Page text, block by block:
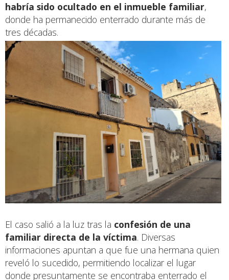
habría sido ocultado en el inmueble familiar,
donde ha permanecido enterrado durante más de
tres décadas.
El caso salió a la luz tras la confesión de una
familiar directa de la víctima. Diversas
informaciones apuntan a que fue una hermana quien
reveló lo sucedido, permitiendo localizar el lugar
donde presuntamente se encontraba enterrado el